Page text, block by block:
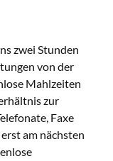
zwei Stunden
von der
Mahlzeiten
zur
Faxe
am nächsten